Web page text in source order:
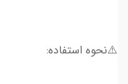
⚠️نحوه استفاده: